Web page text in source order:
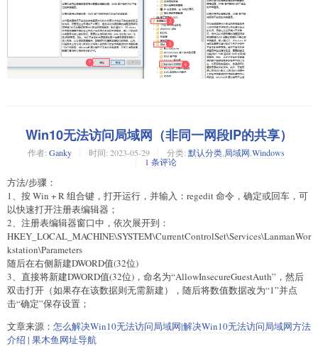
Win10无法访问局域网（非同一网段IP的共享）
作者: Ganky 时间: 2023-05-29 分类: 默认分类 局域网 Windows
1 条评论
方法/步骤：
1、按 Win + R 组合键，打开运行，并输入：regedit 命令，确定或回车，可
以快速打开注册表编辑器；
2、注册表编辑器窗口中，依次展开到：
HKEY_LOCAL_MACHINE\SYSTEM\CurrentControlSet\Services\LanmanWor
kstation\Parameters
随后在右侧新建DWORD值(32位)
3、直接将新建DWORD值(32位)，命名为“AllowInsecureGuestAuth”，然后
双击打开（如果存在该数据则无需新建），随后将数值数据改为“1”并点
击“确定”保存设置；
文章来源： 怎么解决Win10无法访问局域网|解决Win10无法访问局域网方法
介绍 | 果木鱼网址导航